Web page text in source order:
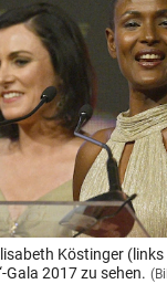
GmbH & Co KG 2026
Wien
Köstinger
Gala 2017 zu sehen.